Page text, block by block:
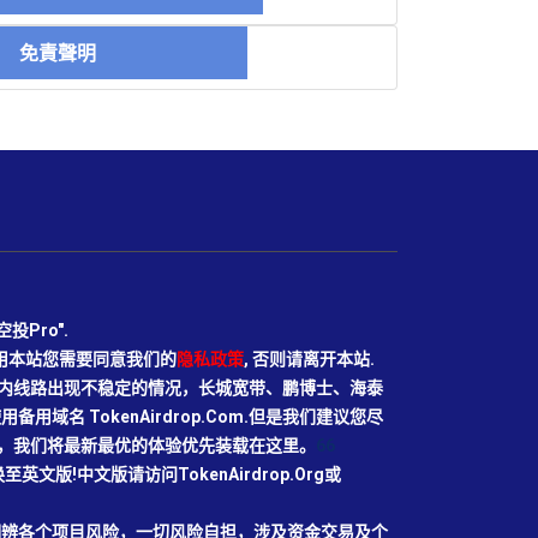
聲明
投Pro".
站您需要同意我们的隐私政策, 否则请离开本站.
线路出现不稳定的情况，长城宽带、鹏博士、海泰
备用域名 TokenAirdrop.Com.但是我们建议您尽
们将最新最优的体验优先装载在这里。
英文版!中文版请访问TokenAirdrop.Org或
各个项目风险，一切风险自担，涉及资金交易及个